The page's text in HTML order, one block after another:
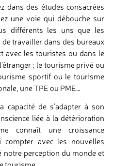
dans des études consacrées
une voie qui débouche sur
différents les uns que les
travailler dans des bureaux
avec les touristes ou dans le
; le tourisme privé ou
sportif ou le tourisme
une TPE ou PME…
capacité de s’adapter à son
liée à la détérioration
connaît une croissance
avec les nouvelles
perception du monde et